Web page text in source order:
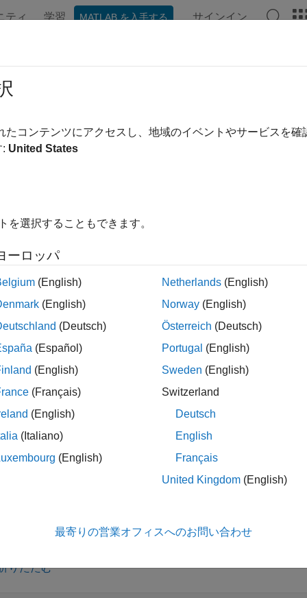
ティ 学習 MATLAB を入手する サインイン
PID コントローラーのアクセス係数
= piddata(sys)
= piddata(sys,J,J1,...,JN)
Tf] = piddata(sys は PID ゲインKp、Ki 、Kd、および動的シ
ルター時定数Tfを返します。
Kd,Tf, Ts] = piddata( はサンプル時間Ts
Kd,Tf,Ts] = piddata( ,J1,...,JN)は、sys
りたたむ
たコンテンツにアクセスし、地域のイベントやサービスを
: United States
を選択することもできます。
ーロッパ
(English)
(English)
(Deutsch)
(Español)
(English)
(Français)
(English)
(Italiano)
(English)
Netherlands (English)
Norway (English)
Österreich (Deutsch)
Portugal (English)
Sweden (English)
Switzerland
Deutsch
English
Français
United Kingdom (English)
最寄りの営業オフィスへのお問い合わせ